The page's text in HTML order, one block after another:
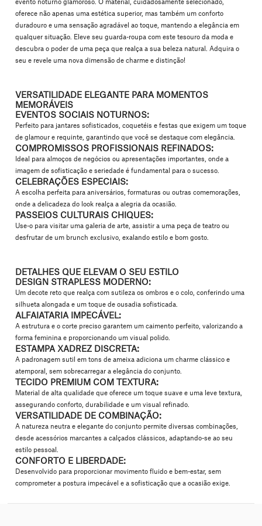
evento noturno glamoroso. O material, cuidadosamente selecionado,
oferece não apenas uma estética superior, mas também um conforto
duradouro e uma sensação agradável ao toque, mantendo a elegância em
qualquer situação. Eleve seu guarda-roupa com este tesouro da moda e
descubra o poder de uma peça que realça a sua beleza natural.Adquira o
seu e revele uma nova dimensão de charme e distinção!
VERSATILIDADE ELEGANTE PARA MOMENTOS
MEMORÁVEIS
EVENTOS SOCIAIS NOTURNOS:
Perfeito para jantares sofisticados, coquetéis e festas que exigem um toque
de glamour e requinte, garantindo que você se destaque com elegância.
COMPROMISSOS PROFISSIONAIS REFINADOS:
Ideal para almoços de negócios ou apresentações importantes, onde a
imagem de sofisticação e seriedade é fundamental para o sucesso.
CELEBRAÇÕES ESPECIAIS:
A escolha perfeita para aniversários, formaturas ou outras comemorações,
onde a delicadeza do look realça a alegria da ocasião.
PASSEIOS CULTURAIS CHIQUES:
Use-o para visitar uma galeria de arte, assistir a uma peça de teatro ou
desfrutar de um brunch exclusivo, exalando estilo e bom gosto.
DETALHES QUE ELEVAM O SEU ESTILO
DESIGN STRAPLESS MODERNO:
Um decote reto que realça com sutileza os ombros e o colo, conferindo uma
silhueta alongada e um toque de ousadia sofisticada.
ALFAIATARIA IMPECÁVEL:
A estrutura e o corte preciso garantem um caimento perfeito, valorizando a
forma feminina e proporcionando um visual polido.
ESTAMPA XADREZ DISCRETA:
A padronagem sutil em tons de ameixa adiciona um charme clássico e
atemporal, sem sobrecarregar a elegância do conjunto.
TECIDO PREMIUM COM TEXTURA:
Material de alta qualidade que oferece um toque suave e uma leve textura,
assegurando conforto, durabilidade e um visual refinado.
VERSATILIDADE DE COMBINAÇÃO:
A natureza neutra e elegante do conjunto permite diversas combinações,
desde acessórios marcantes a calçados clássicos, adaptando-se ao seu
estilo pessoal.
CONFORTO E LIBERDADE:
Desenvolvido para proporcionar movimento fluido e bem-estar, sem
comprometer a postura impecável e a sofisticação que a ocasião exige.